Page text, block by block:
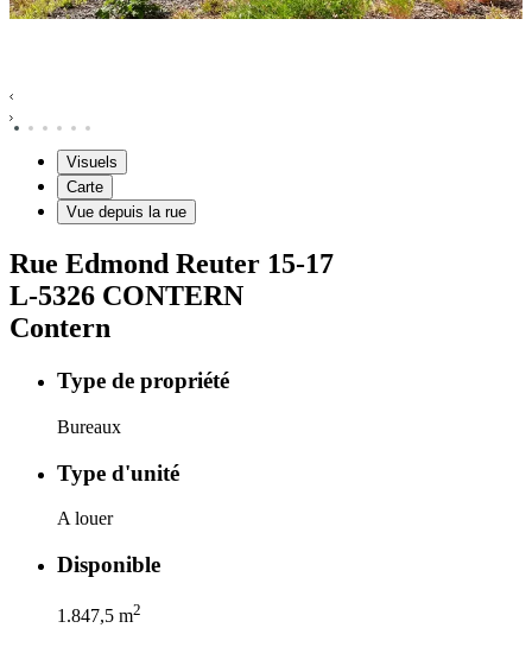
Visuels
Carte
Vue depuis la rue
Rue Edmond Reuter 15-17
L-5326 CONTERN
Contern
Type de propriété
Bureaux
Type d'unité
A louer
Disponible
1.847,5 m2